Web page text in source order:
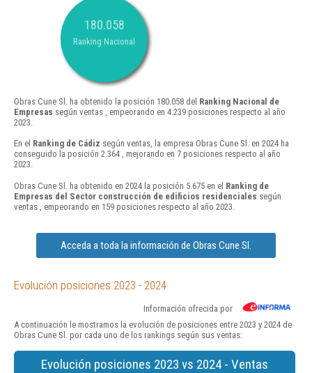
180.058
Ranking Nacional
Obras Cune Sl. ha obtenido la posición 180.058 del Ranking Nacional de
Empresas según ventas , empeorando en 4.239 posiciones respecto al año
2023.
En el Ranking de Cádiz según ventas, la empresa Obras Cune Sl. en 2024 ha
conseguido la posición 2.364 , mejorando en 7 posiciones respecto al año
2023.
Obras Cune Sl. ha obtenido en 2024 la posición 5.675 en el Ranking de
Empresas del Sector construcción de edificios residenciales según
ventas , empeorando en 159 posiciones respecto al año 2023.
Acceda a toda la información de Obras Cune Sl.
Evolución posiciones 2023 - 2024
Información ofrecida por
A continuación le mostramos la evolución de posiciones entre 2023 y 2024 de
Obras Cune Sl. por cada uno de los rankings según sus ventas:
Evolución posiciones 2023 vs 2024 - Ventas